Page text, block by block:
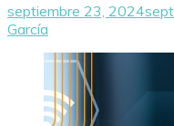
septiembre 23, 2024
García